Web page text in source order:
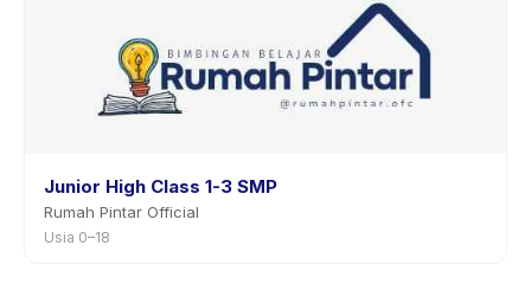
Junior High Class 1-3 SMP
Rumah Pintar Official
Usia 0–18